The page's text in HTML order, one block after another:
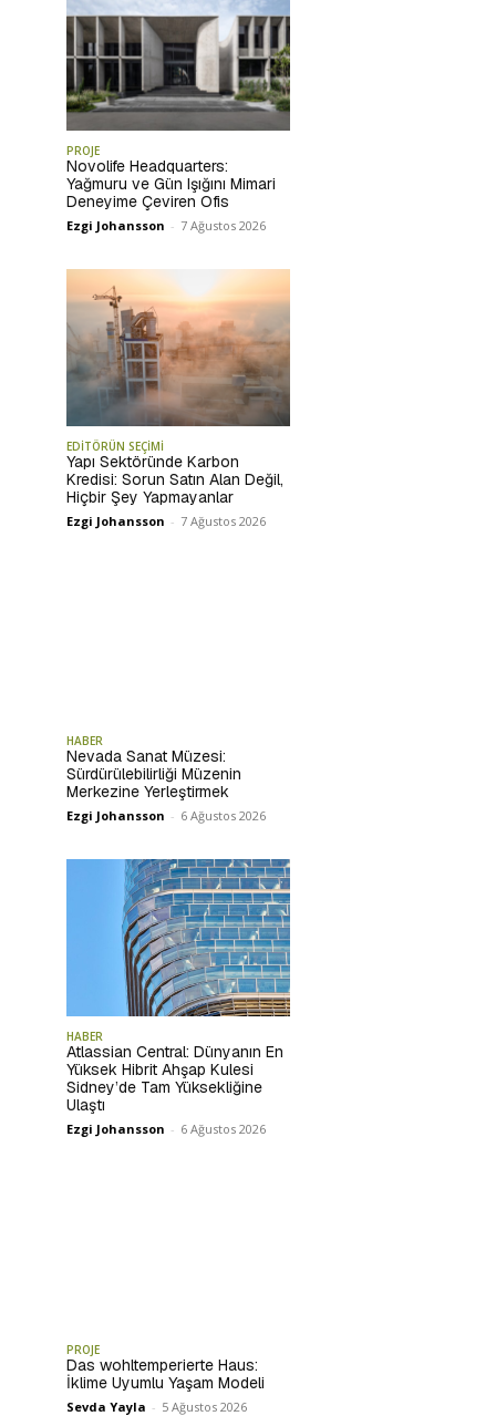
PROJE
Novolife Headquarters:
Yağmuru ve Gün Işığını Mimari
Deneyime Çeviren Ofis
Ezgi Johansson - 7 Ağustos 2026
EDİTÖRÜN SEÇİMİ
Yapı Sektöründe Karbon
Kredisi: Sorun Satın Alan Değil,
Hiçbir Şey Yapmayanlar
Ezgi Johansson - 7 Ağustos 2026
HABER
Nevada Sanat Müzesi:
Sürdürülebilirliği Müzenin
Merkezine Yerleştirmek
Ezgi Johansson - 6 Ağustos 2026
HABER
Atlassian Central: Dünyanın En
Yüksek Hibrit Ahşap Kulesi
Sidney’de Tam Yüksekliğine
Ulaştı
Ezgi Johansson - 6 Ağustos 2026
PROJE
Das wohltemperierte Haus:
İklime Uyumlu Yaşam Modeli
Sevda Yayla - 5 Ağustos 2026